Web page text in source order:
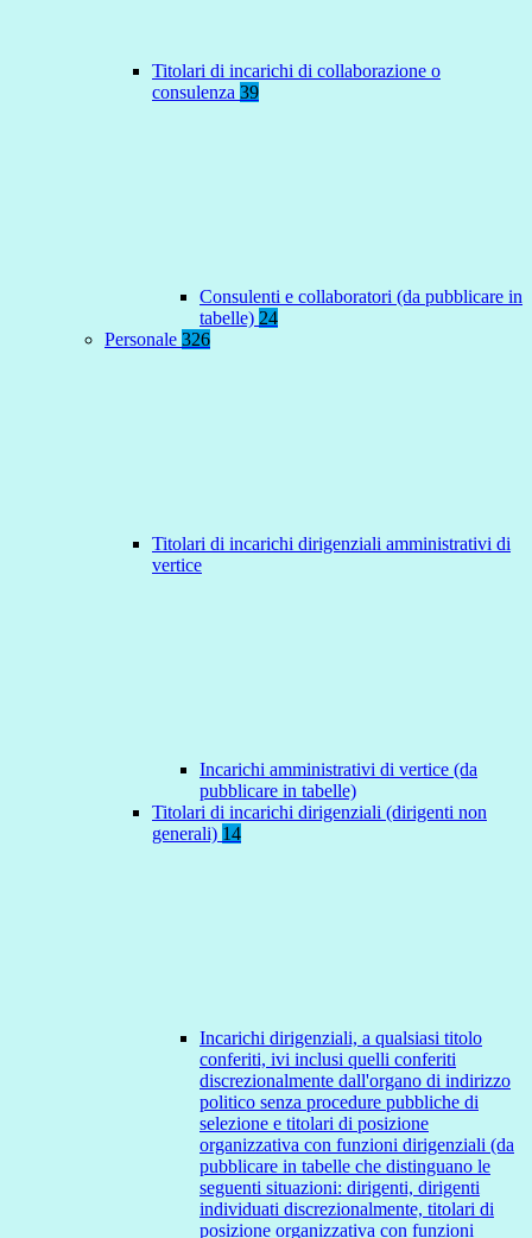
Titolari di incarichi di collaborazione o
consulenza 39
Consulenti e collaboratori (da pubblicare in
tabelle) 24
Personale 326
Titolari di incarichi dirigenziali amministrativi di
vertice
Incarichi amministrativi di vertice (da
pubblicare in tabelle)
Titolari di incarichi dirigenziali (dirigenti non
generali) 14
Incarichi dirigenziali, a qualsiasi titolo
conferiti, ivi inclusi quelli conferiti
discrezionalmente dall'organo di indirizzo
politico senza procedure pubbliche di
selezione e titolari di posizione
organizzativa con funzioni dirigenziali (da
pubblicare in tabelle che distinguano le
seguenti situazioni: dirigenti, dirigenti
individuati discrezionalmente, titolari di
posizione organizzativa con funzioni